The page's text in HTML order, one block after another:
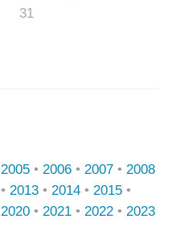
31
2005 • 2006 • 2007 • 2008
• 2013 • 2014 • 2015 •
2020 • 2021 • 2022 • 2023